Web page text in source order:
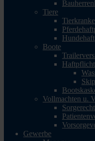
Tiere
Boote
Haftpflicht
Vollmachten u.
Gewerbe